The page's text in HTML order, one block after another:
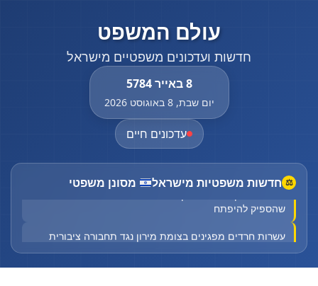
8 באייר 5784
יום שבת, 8 באוגוסט 2026
עולם המשפט
חדשות ועדכונים משפטיים מישראל
עדכונים חיים
⚖ חדשות משפטיות מישראל מסונן משפטי
המרכז הענק של פתח תקווה עולה בלהבות - עוד לפני
שהספיק להיפתח
עשרות חרדים מפגינים בצומת מירון נגד תחבורה ציבורית